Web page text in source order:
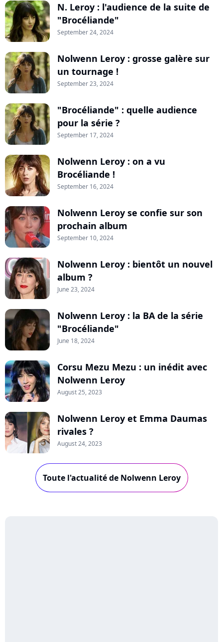
N. Leroy : l'audience de la suite de
"Brocéliande"
September 24, 2024
Nolwenn Leroy : grosse galère sur
un tournage !
September 23, 2024
"Brocéliande" : quelle audience
pour la série ?
September 17, 2024
Nolwenn Leroy : on a vu
Brocéliande !
September 16, 2024
Nolwenn Leroy se confie sur son
prochain album
September 10, 2024
Nolwenn Leroy : bientôt un nouvel
album ?
June 23, 2024
Nolwenn Leroy : la BA de la série
"Brocéliande"
June 18, 2024
Corsu Mezu Mezu : un inédit avec
Nolwenn Leroy
August 25, 2023
Nolwenn Leroy et Emma Daumas
rivales ?
August 24, 2023
Toute l'actualité de Nolwenn Leroy